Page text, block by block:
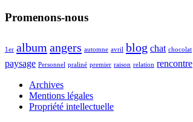
Promenons-nous
1er album angers automne avril blog chat chocolat
paysage Personnel praliné premier raison relation rencontre
Archives
Mentions légales
Propriété intellectuelle